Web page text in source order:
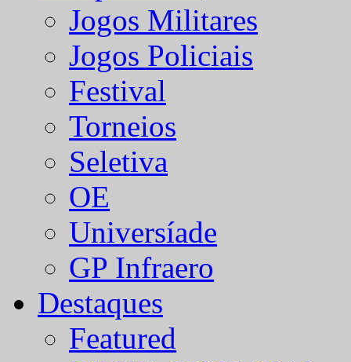
Jogos Militares
Jogos Policiais
Festival
Torneios
Seletiva
OE
Universíade
GP Infraero
Destaques
Featured